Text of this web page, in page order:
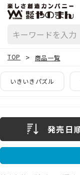
TOP 商品一覧
いきいきパズル
発売日